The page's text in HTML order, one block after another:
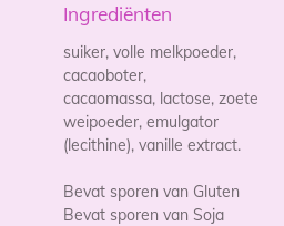
Ingrediënten
suiker, volle melkpoeder,
cacaoboter,
cacaomassa, lactose, zoete
weipoeder, emulgator
(lecithine), vanille extract.
Bevat sporen van Gluten
Bevat sporen van Soja